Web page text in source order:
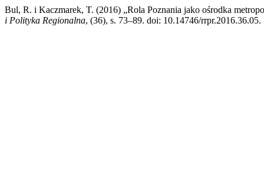
Bul, R. i Kaczmarek, T. (2016) „Rola Poznania jako ośrodka
i Polityka Regionalna, (36), s. 73–89. doi: 10.14746/rrpr.2016.36.05.